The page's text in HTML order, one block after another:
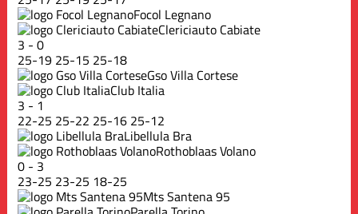
Focol Legnano
Clericiauto Cabiate
3 -0
25-19 25-15 25-18
Gso Villa Cortese
Club Italia
3 - 1
22-25 25-22 25-16 25-12
Libellula Bra
Rothoblaas Volano
0 - 3
23-25 23-25 18-25
Mts Santena 95